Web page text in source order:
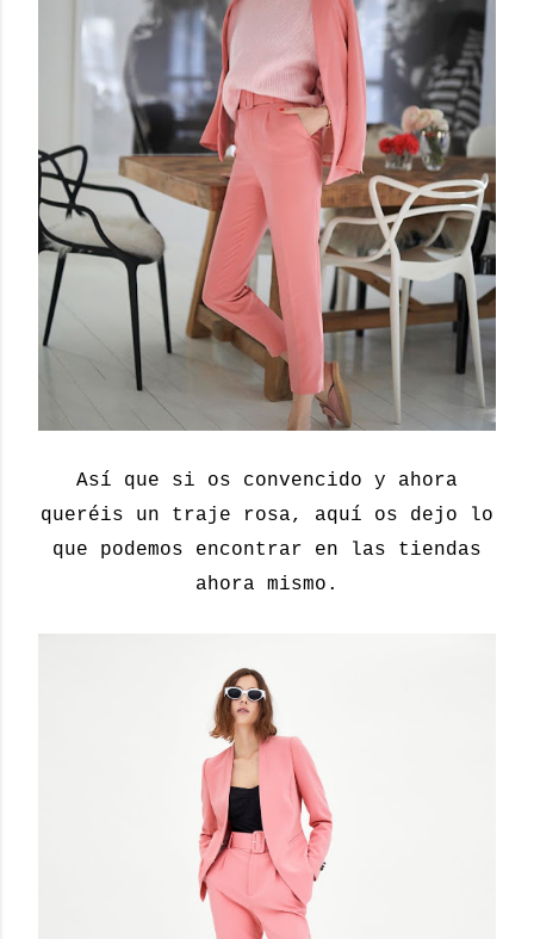
Así que si os convencido y ahora
queréis un traje rosa, aquí os dejo lo
que podemos encontrar en las tiendas
ahora mismo.